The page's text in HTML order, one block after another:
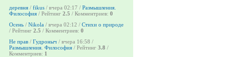
деревня / fikus / вчера 02:17 / Размышления.
Философия / Рейтинг 2.5 / Комментриев: 0
Осень / Nikola / вчера 02:12 / Стихи о природе
/ Рейтинг 2.5 / Комментриев: 0
Не прав / Гудроныч / вчера 16:58 /
Размышления. Философия / Рейтинг 3.8 /
Комментриев: 1